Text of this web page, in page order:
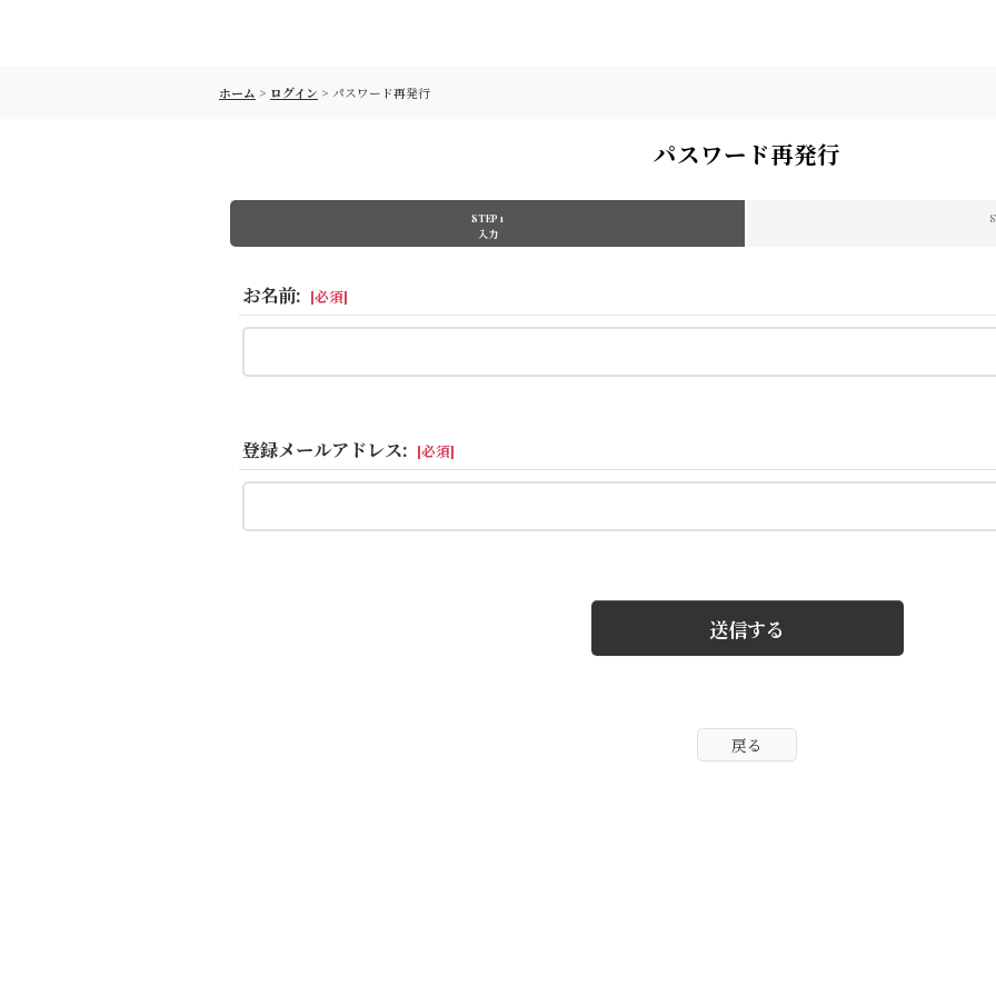
ホーム > ログイン > パスワード再発行
パスワード再発行
STEP 1
入力
お名前: [必須]
登録メールアドレス: [必須]
送信する
戻る